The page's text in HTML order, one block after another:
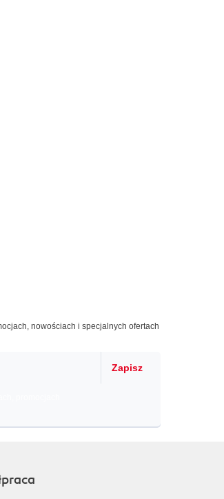
nowościach i specjalnych ofertach
Zapisz